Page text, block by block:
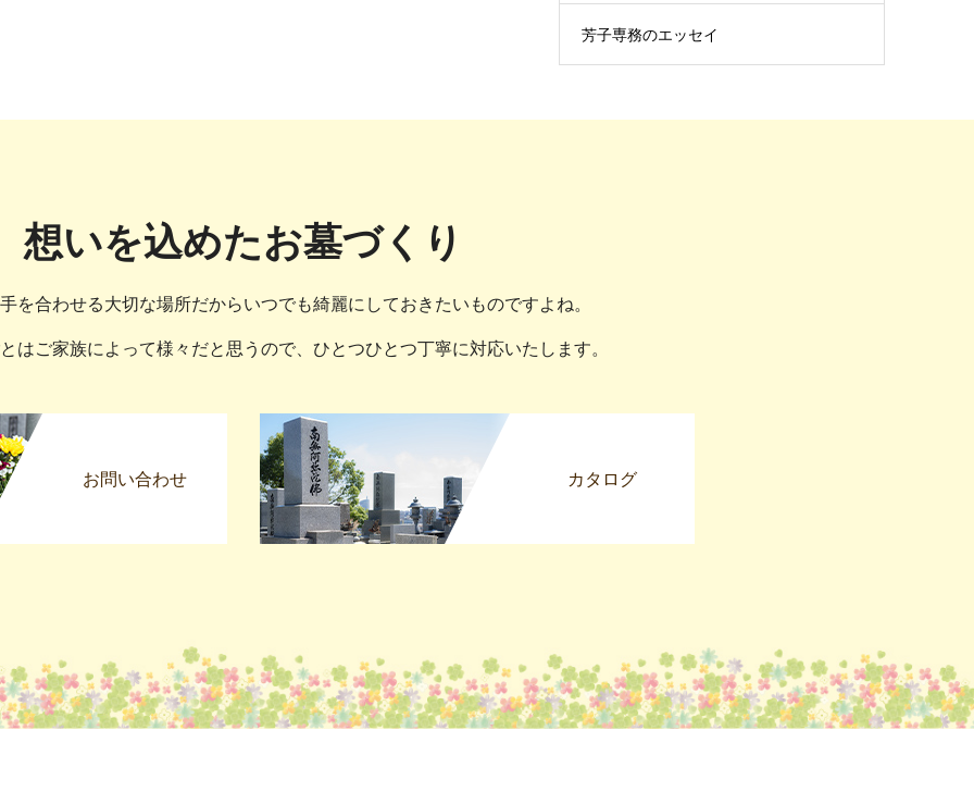
芳子専務のエッセイ
想いを込めたお墓づくり
を合わせる大切な場所だからいつでも綺麗にしておきたいものですよね。
はご家族によって様々だと思うので、ひとつひとつ丁寧に対応いたします。
お問い合わせ カタログ